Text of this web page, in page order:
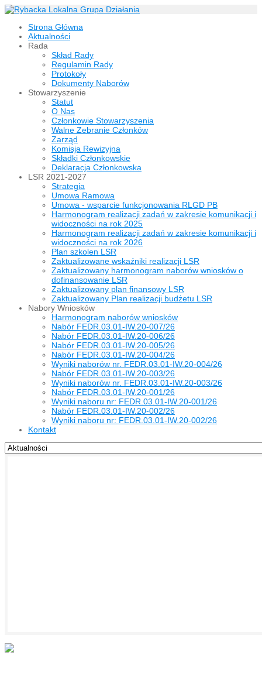
Strona Główna
Aktualności
Rada
Skład Rady
Regulamin Rady
Protokoły
Dokumenty Naborów
Stowarzyszenie
Statut
O Nas
Członkowie Stowarzyszenia
Walne Zebranie Członków
Zarząd
Komisja Rewizyjna
Składki Członkowskie
Deklaracja Członkowska
LSR 2021-2027
Strategia
Umowa Ramowa
Umowa - wsparcie funkcjonowania RLGD PB
Harmonogram realizacji zadań w zakresie komunikacji i
widoczności na rok 2025
Harmonogram realizacji zadań w zakresie komunikacji i
widoczności na rok 2026
Plan szkolen LSR
Zaktualizowane wskaźniki realizacji LSR
Zaktualizowany harmonogram naborów wniosków o
dofinansowanie LSR
Zaktualizowany plan finansowy LSR
Zaktualizowany Plan realizacji budżetu LSR
Nabory Wniosków
Harmonogram naborów wniosków
Nabór FEDR.03.01-IW.20-007/26
Nabór FEDR.03.01-IW.20-006/26
Nabór FEDR.03.01-IW.20-005/26
Nabór FEDR.03.01-IW.20-004/26
Wyniki naborów nr. FEDR.03.01-IW.20-004/26
Nabór FEDR.03.01-IW.20-003/26
Wyniki naborów nr. FEDR.03.01-IW.20-003/26
Nabór FEDR.03.01-IW.20-001/26
Wyniki naboru nr: FEDR.03.01-IW.20-001/26
Nabór FEDR.03.01-IW.20-002/26
Wyniki naboru nr: FEDR.03.01-IW.20-002/26
Kontakt